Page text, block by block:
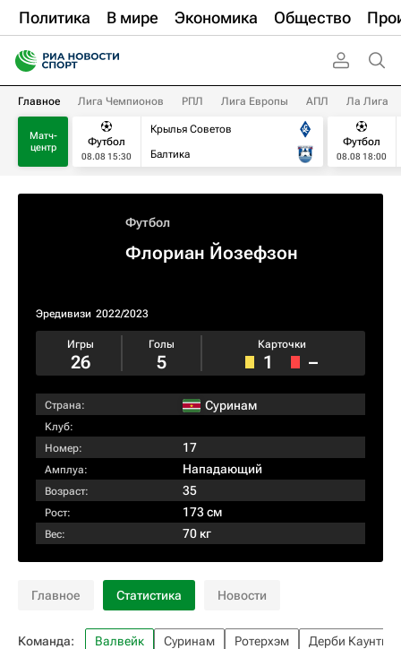
Политика В мире Экономика Общество
Главное Лига Чемпионов РПЛ Лига Европы АПЛ Ла Лига
Матч-
центр
Футбол
08.08 15:30
Крылья Советов
Балтика
Футбол
08.08 18:00
Футбол
Флориан Йозефзон
Эредивизи 2022/2023
Игры
26
Голы
5
Карточки
1 –
Страна: Суринам
Клуб:
Номер:
17
Амплуа: Нападающий
Возраст: 35
Рост: 173 см
Вес: 70 кг
Главное Статистика Новости
Команда: Валвейк Суринам Ротерхэм Дерби Каунти